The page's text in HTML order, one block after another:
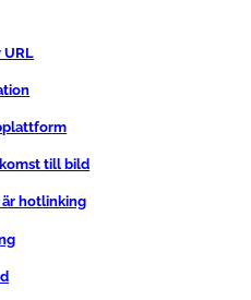
URL
till bild
är hotlinking